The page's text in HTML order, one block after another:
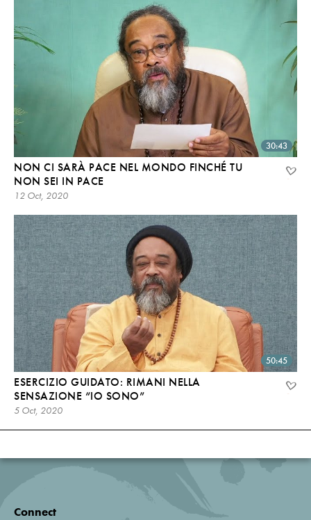
30:43
NON CI SARÀ PACE NEL MONDO FINCHÉ TU
NON SEI IN PACE
12 Oct, 2020
50:45
ESERCIZIO GUIDATO: RIMANI NELLA
SENSAZIONE “IO SONO”
5 Oct, 2020
Connect